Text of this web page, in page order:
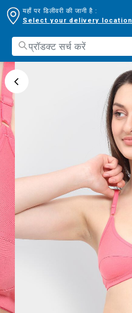
यहाँ पर डिलीवरी की जानी है :
Select your delivery location